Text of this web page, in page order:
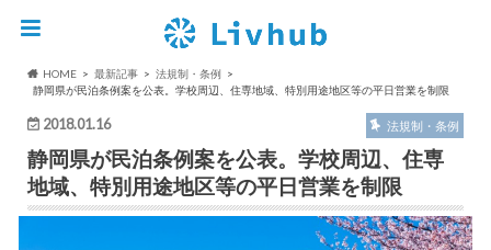
HOME 最新記事
法規制・条例
静岡県が民泊条例案を公表。学校周辺、住専地域、特別用途地区等の平日営業を制限
2018.01.16 法規制・条例
静岡県が民泊条例案を公表。学校周辺、住専
地域、特別用途地区等の平日営業を制限